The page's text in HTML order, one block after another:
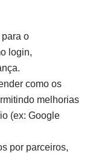
o
login,
como os
melhorias
(ex: Google
por parceiros,